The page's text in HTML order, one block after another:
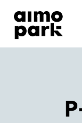
Hitta
Samarbete